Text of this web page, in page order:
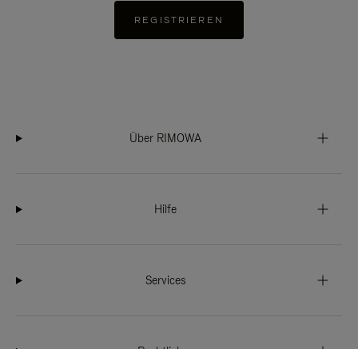
REGISTRIEREN
Über RIMOWA
Hilfe
Services